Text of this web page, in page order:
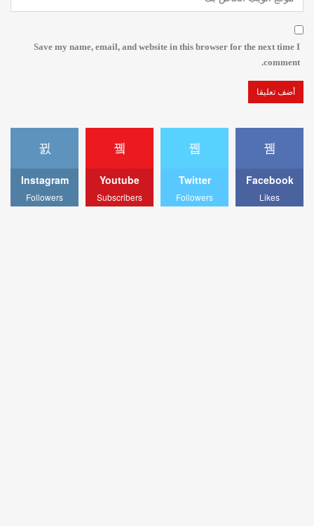
Save my name, email, and website in this browser for the next time I
comment.
Facebook
Likes
Twitter
Followers
Youtube
Subscribers
Instagram
Followers